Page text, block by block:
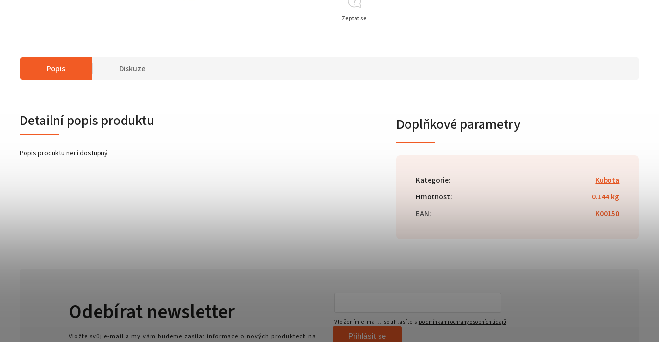
Zeptat se
Popis Diskuze
Detailní popis produktu
Popis produktu není dostupný
Doplňkové parametry
Kategorie:
Kubota
Hmotnost:
0.144 kg
EAN: K00150
Odebírat newsletter
Vložte svůj e-mail a my vám budeme zasílat informace o nových produktech na
Vložením e-mailu souhlasíte s podmínkami ochrany osobních údajů
Přihlásit se